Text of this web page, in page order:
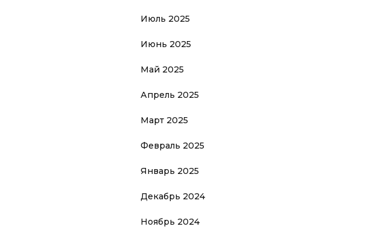
Июль 2025
Июнь 2025
Май 2025
Апрель 2025
Март 2025
Февраль 2025
Январь 2025
Декабрь 2024
Ноябрь 2024